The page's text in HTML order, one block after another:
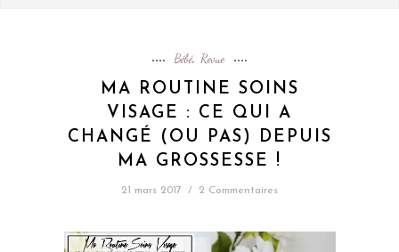
Bébé, Revue
MA ROUTINE SOINS
VISAGE : CE QUI A
CHANGÉ (OU PAS) DEPUIS
MA GROSSESSE !
21 mars 2017 / 2 Commentaires